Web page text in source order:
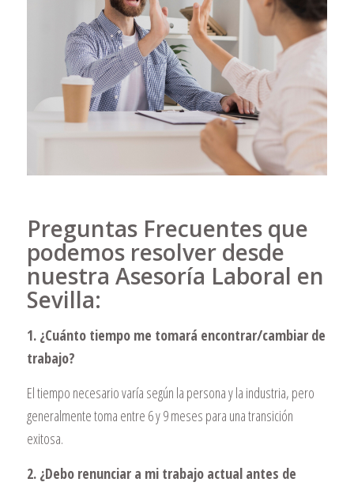
Preguntas Frecuentes que
podemos resolver desde
nuestra Asesoría Laboral en
Sevilla:
1. ¿Cuánto tiempo me tomará encontrar/cambiar de
trabajo?
El tiempo necesario varía según la persona y la industria, pero
generalmente toma entre 6 y 9 meses para una transición
exitosa.
2. ¿Debo renunciar a mi trabajo actual antes de